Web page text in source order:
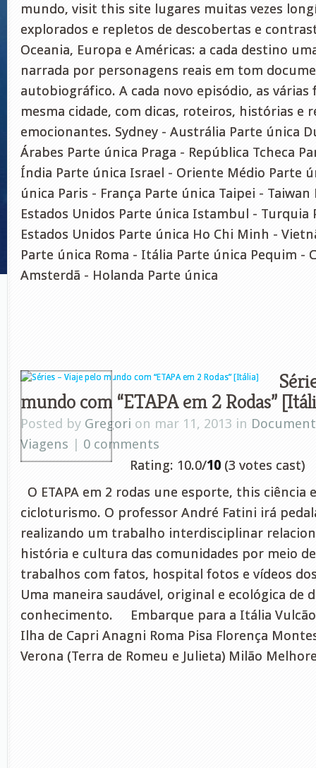
mundo, visit this site lugares muitas vezes
explorados e repletos de descobertas e
Oceania, Europa e Américas: a cada destino
narrada por personagens reais em tom
autobiográfico. A cada novo episódio, as várias
mesma cidade, com dicas, roteiros, histórias e
emocionantes. Sydney - Austrália Parte única
Árabes Parte única Praga - República Tcheca
Índia Parte única Israel - Oriente Médio Parte
única Paris - França Parte única Taipei -
Estados Unidos Parte única Istambul - Turquia
Estados Unidos Parte única Ho Chi Minh -
Parte única Roma - Itália Parte única Pequim -
Amsterdã - Holanda Parte única
mundo com “ETAPA em 2 Rodas”
Posted by Gregori on mar 11, 2013 in
Viagens | 0 comments
Rating: 10.0/10 (3 votes cast)
O ETAPA em 2 rodas une esporte, this
cicloturismo. O professor André Fatini irá
realizando um trabalho interdisciplinar
história e cultura das comunidades por meio
trabalhos com fatos, hospital fotos e vídeos
Uma maneira saudável, original e ecológica de
conhecimento. Embarque para a Itália
Ilha de Capri Anagni Roma Pisa Florença
Verona (Terra de Romeu e Julieta) Milão